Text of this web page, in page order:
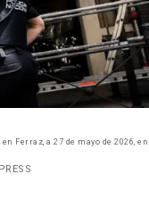
Ferraz, a 27 de mayo de 2026, en